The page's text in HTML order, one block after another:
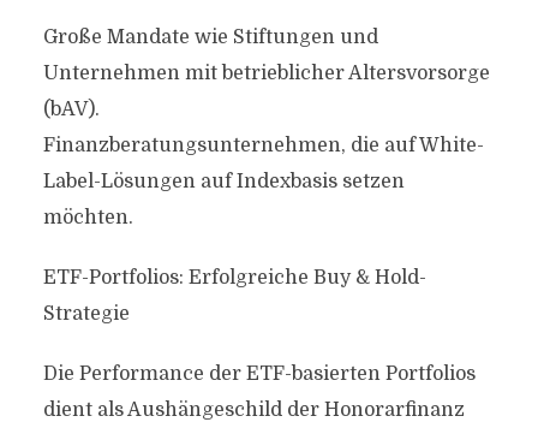
Große Mandate wie Stiftungen und
Unternehmen mit betrieblicher Altersvorsorge
(bAV).
Finanzberatungsunternehmen, die auf White-
Label-Lösungen auf Indexbasis setzen
möchten.
ETF-Portfolios: Erfolgreiche Buy & Hold-
Strategie
Die Performance der ETF-basierten Portfolios
dient als Aushängeschild der Honorarfinanz